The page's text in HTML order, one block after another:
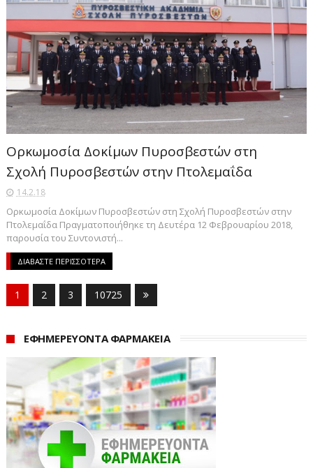
Ορκωμοσία Δοκίμων Πυροσβεστών στη
Σχολή Πυροσβεστών στην Πτολεμαΐδα
14.2.18
Ορκωμοσία Δοκίμων Πυροσβεστών στη Σχολή Πυροσβεστών στην
Πτολεμαΐδα Πραγματοποιήθηκε τη Δευτέρα 12 Φεβρουαρίου 2018,
παρουσία του Συντονιστή...
ΔΙΑΒΑΣΤΕ ΠΕΡΙΣΣΟΤΕΡΑ
1 2 3 10725
ΕΦΗΜΕΡΕΥΟΝΤΑ ΦΑΡΜΑΚΕΙΑ